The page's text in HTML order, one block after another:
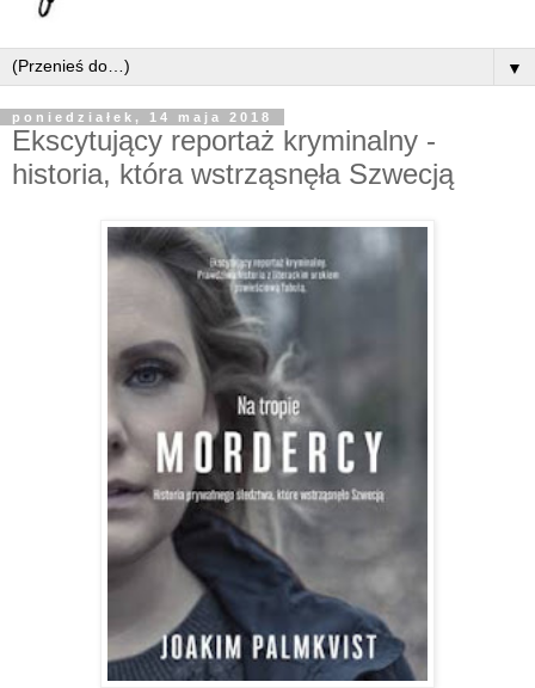
▼
poniedziałek, 14 maja 2018
Ekscytujący reportaż kryminalny -
historia, która wstrząsnęła Szwecją